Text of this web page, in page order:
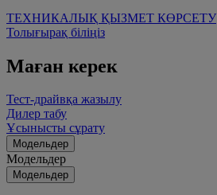
ТЕХНИКАЛЫҚ ҚЫЗМЕТ КӨРСЕТУ
Толығырақ біліңіз
Маған керек
Тест-драйвқа жазылу
Дилер табу
Ұсынысты сұрату
Модельдер
Модельдер
Модельдер